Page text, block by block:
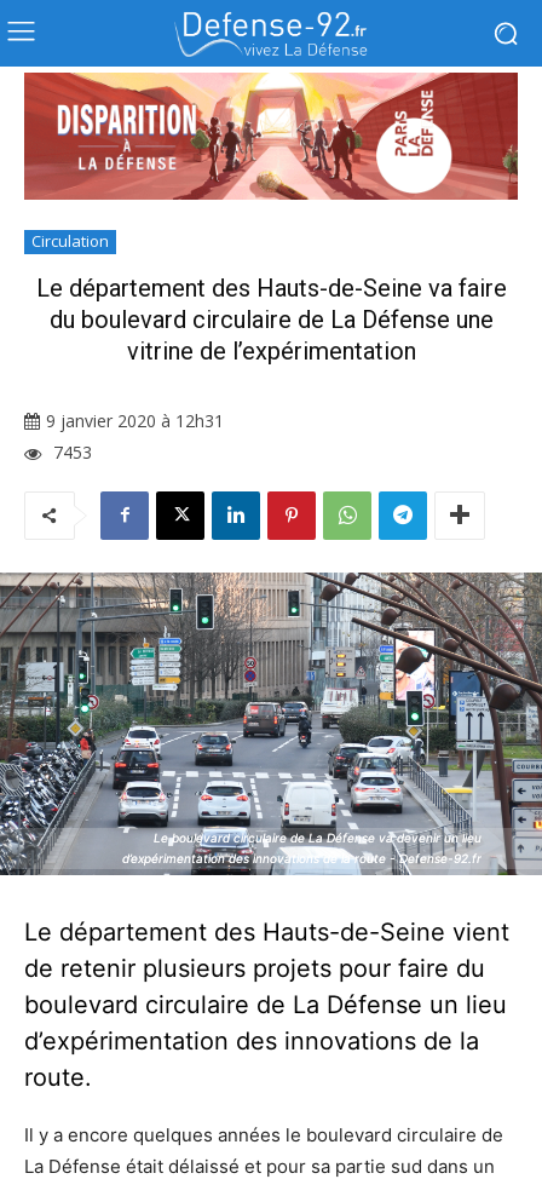
Circulation
Le département des Hauts-de-Seine va faire
du boulevard circulaire de La Défense une
vitrine de l’expérimentation
9 janvier 2020 à 12h31
7453
Le boulevard circulaire de La Défense va devenir un lieu
d’expérimentation des innovations de la route - Defense-92.fr
Le boulevard circulaire de La Défense va devenir un lieu
d’expérimentation des innovations de la route - Defense-92.fr
Le département des Hauts-de-Seine vient
de retenir plusieurs projets pour faire du
boulevard circulaire de La Défense un lieu
d’expérimentation des innovations de la
route.
Il y a encore quelques années le boulevard circulaire de
La Défense était délaissé et pour sa partie sud dans un